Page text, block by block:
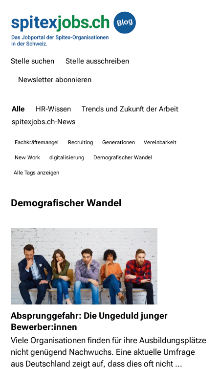
Stelle ausschreiben
Stelle suchen
Newsletter abonnieren
Alle HR-Wissen
Trends und Zukunft der Arbeit
spitexjobs.ch-News
Fachkräftemangel Recruiting Generationen Vereinbarkeit
New Work digitalisierung Demografischer Wandel
Alle Tags anzeigen
Demografischer Wandel
Absprunggefahr: Die Ungeduld junger
Bewerber:innen
Viele Organisationen finden für ihre Ausbildungsplätze
nicht genügend Nachwuchs. Eine aktuelle Umfrage
aus Deutschland zeigt auf, dass dies oft nicht ...